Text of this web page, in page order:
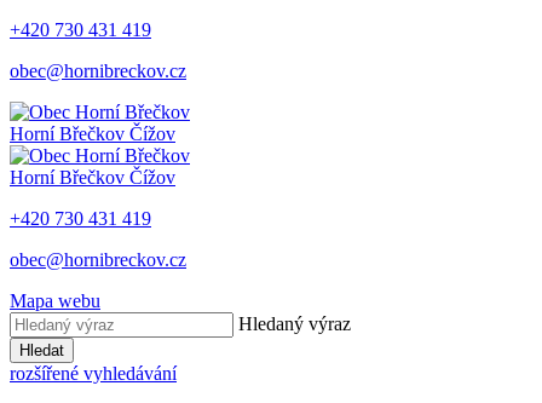
+420 730 431 419
obec@hornibreckov.cz
Horní Břečkov Čížov
Horní Břečkov Čížov
+420 730 431 419
obec@hornibreckov.cz
Mapa webu
Hledaný výraz
Hledat
rozšířené vyhledávání